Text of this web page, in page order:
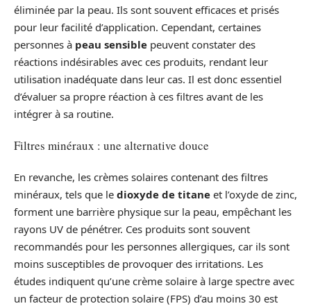
éliminée par la peau. Ils sont souvent efficaces et prisés
pour leur facilité d’application. Cependant, certaines
personnes à peau sensible peuvent constater des
réactions indésirables avec ces produits, rendant leur
utilisation inadéquate dans leur cas. Il est donc essentiel
d’évaluer sa propre réaction à ces filtres avant de les
intégrer à sa routine.
Filtres minéraux : une alternative douce
En revanche, les crèmes solaires contenant des filtres
minéraux, tels que le dioxyde de titane et l’oxyde de zinc,
forment une barrière physique sur la peau, empêchant les
rayons UV de pénétrer. Ces produits sont souvent
recommandés pour les personnes allergiques, car ils sont
moins susceptibles de provoquer des irritations. Les
études indiquent qu’une crème solaire à large spectre avec
un facteur de protection solaire (FPS) d’au moins 30 est